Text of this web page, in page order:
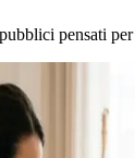
pensati